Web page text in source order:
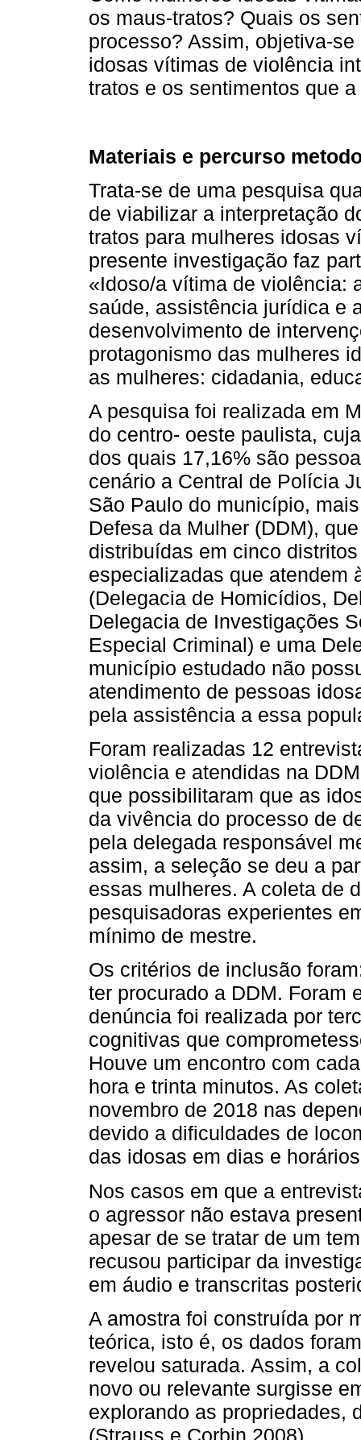
os maus-tratos? Quais os
processo? Assim, objetiva-
idosas vítimas de violência
tratos e os sentimentos que
Materiais e percurso
Trata-se de uma pesquisa
de viabilizar a interpretação
tratos para mulheres idosas
presente investigação faz
«Idoso/a vítima de violência:
saúde, assistência jurídica e
desenvolvimento de
protagonismo das mulheres
as mulheres: cidadania,
A pesquisa foi realizada em
do centro- oeste paulista,
dos quais 17,16% são
cenário a Central de Polícia
São Paulo do município,
Defesa da Mulher (DDM),
distribuídas em cinco
especializadas que atendem
(Delegacia de Homicídios,
Delegacia de Investigações
Especial Criminal) e uma
município estudado não
atendimento de pessoas
pela assistência a essa
Foram realizadas 12
violência e atendidas na
que possibilitaram que as
da vivência do processo de
pela delegada responsável
assim, a seleção se deu a
essas mulheres. A coleta de
pesquisadoras experientes
mínimo de mestre.
Os critérios de inclusão
ter procurado a DDM. Foram
denúncia foi realizada por
cognitivas que
Houve um encontro com
hora e trinta minutos. As
novembro de 2018 nas
devido a dificuldades de
das idosas em dias e
Nos casos em que a
o agressor não estava
apesar de se tratar de um
recusou participar da
em áudio e transcritas
A amostra foi construída por
teórica, isto é, os dados
revelou saturada. Assim, a
novo ou relevante surgisse
explorando as propriedades,
(Strauss e Corbin 2008).